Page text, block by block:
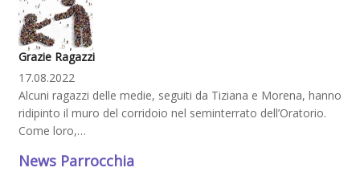
Grazie Ragazzi
17.08.2022
Alcuni ragazzi delle medie, seguiti da Tiziana e Morena, hanno
ridipinto il muro del corridoio nel seminterrato dell’Oratorio.
Come loro,…
News Parrocchia